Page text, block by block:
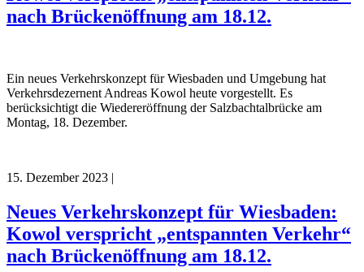
nach Brückenöffnung am 18.12.
Ein neues Verkehrskonzept für Wiesbaden und Umgebung hat
Verkehrsdezernent Andreas Kowol heute vorgestellt. Es
berücksichtigt die Wiedereröffnung der Salzbachtalbrücke am
Montag, 18. Dezember.
15. Dezember 2023 |
Neues Verkehrskonzept für Wiesbaden:
Kowol verspricht „entspannten Verkehr“
nach Brückenöffnung am 18.12.